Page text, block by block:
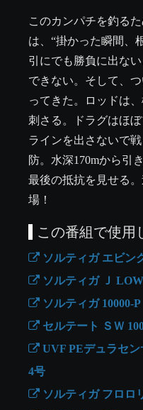
このカンパチを釣る
は、“掛かった瞬間、
引にでも勝負に出な
できない。そして、
ってきた。ロッドは
刺さる。ドラグはほ
ラインを出さないで
防。水深170mから引
最後の抵抗を見せる
場！
この番組で使用
ソルティガ エビン
ソルティガ Ｊ
ソルティガ 10000-P
セルテート ＳＷ
UVF PEデュラセン
4号
ソルティガ フロロ